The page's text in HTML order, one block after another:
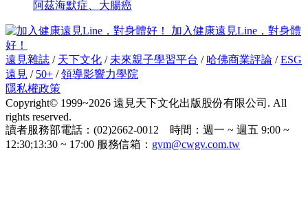
阿茲海默症、大腸癌
加入健康遠見Line，對身體
好！
遠見雜誌 / 天下文化 / 未來親子學習平台 / 哈佛商業評論 /ESG
遠見 / 50+ /領導影響力學院
隱私權政策
Copyright© 1999~2026 遠見天下文化出版股份有限公司. All
rights reserved.
讀者服務部電話：(02)2662-0012 時間：週一 ~ 週五 9:00 ~
12:30;13:30 ~ 17:00 服務信箱： gvm@cwgv.com.tw